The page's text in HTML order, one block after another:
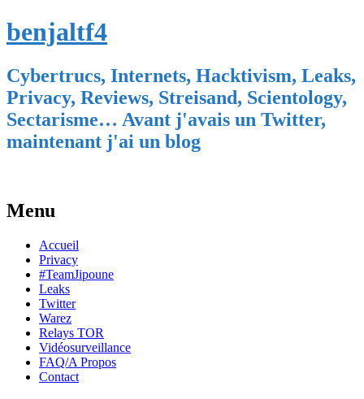
benjaltf4
Cybertrucs, Internets, Hacktivism, Leaks,
Privacy, Reviews, Streisand, Scientology,
Sectarisme… Avant j'avais un Twitter,
maintenant j'ai un blog
Menu
Skip
content
Accueil
Privacy
#TeamJipoune
Leaks
Twitter
Warez
Relays TOR
Vidéosurveillance
FAQ/A Propos
Contact